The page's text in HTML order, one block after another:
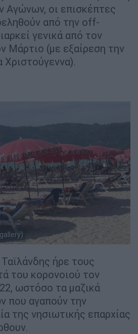
Αγώνων, οι επισκέπτες
από την off-
γενικά από τον
Μάρτιο (με εξαίρεση την
Χριστούγεννα).
ήρε τους
του κορονοιού τον
ωστόσο τα μαζικά
που αγαπούν την
της νησιωτικής επαρχίας